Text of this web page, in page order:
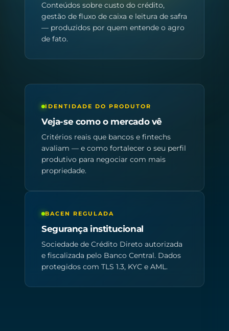
Conteúdos sobre custo do crédito,
gestão de fluxo de caixa e leitura de safra
— produzidos por quem entende o agro
de fato.
IDENTIDADE DO PRODUTOR
Veja-se como o mercado vê
Critérios reais que bancos e fintechs
avaliam — e como fortalecer o seu perfil
produtivo para negociar com mais
propriedade.
BACEN REGULADA
Segurança institucional
Sociedade de Crédito Direto autorizada
e fiscalizada pelo Banco Central. Dados
protegidos com TLS 1.3, KYC e AML.